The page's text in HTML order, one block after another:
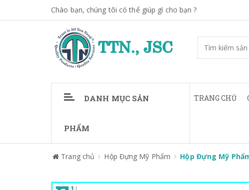
Chào bạn, chúng tôi có thể giúp gì cho bạn ?
DANH MỤC SẢN
PHẨM
TRANG CHỦ
Trang chủ Hộp Đựng Mỹ Phẩm Hộp Đựng Mỹ